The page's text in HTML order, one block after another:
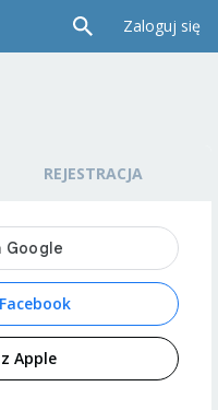
Zaloguj się
REJESTRACJA
Apple